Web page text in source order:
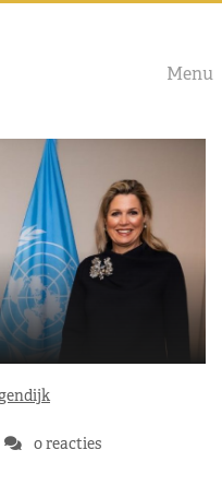
Menu
0 reacties